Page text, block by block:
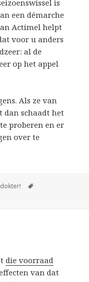
is
een démarche
Actimel helpt
voor u anders
al de
op het appel
Als ze van
dan schaadt het
proberen en er
over te
die voorraad
van dat